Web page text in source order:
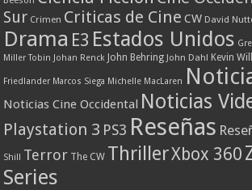
Sur Crimen Criticas de Cine CW David
Drama E3 Estados Unidos
Miller Tobin Johan Renck John Behring John Dahl Kevin
Friedlander Marcos Siega Michelle MacLaren
Noticias Cine Occidental Noticias
Playstation 3 PS3 Reseñas
Shill Terror The CW ThrillerXbox 360
Series